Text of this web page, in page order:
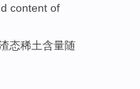
content of
态稀土含量随